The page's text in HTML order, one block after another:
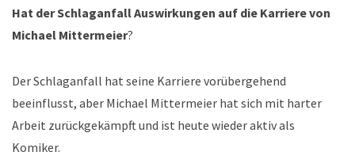
Hat der Schlaganfall Auswirkungen auf die Karriere von
Michael Mittermeier?
Der Schlaganfall hat seine Karriere vorübergehend
beeinflusst, aber Michael Mittermeier hat sich mit harter
Arbeit zurückgekämpft und ist heute wieder aktiv als
Komiker.